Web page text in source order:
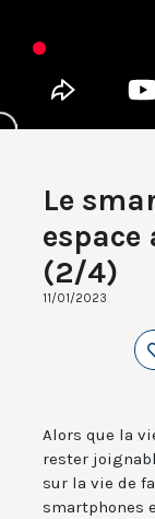
Le
espace
(2/4)
11/01/2023
Alors que la
rester
sur la vie de
smartphones